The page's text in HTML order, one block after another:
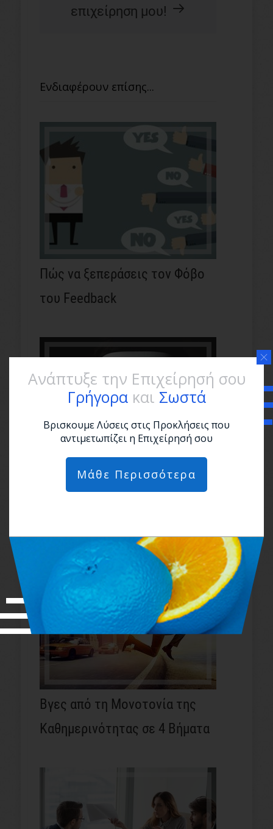
επιχείρηση μου!
Ενδιαφέρουν επίσης...
Πώς να ξεπεράσεις τον Φόβο
του Feedback
Ψεύτικοι Άνθρωποι: 8 Τρόποι
Βγες από τη Μονοτονία της
Καθημερινότητας σε 4 Βήματα
Ανάπτυξε την Επιχείρησή σου
Γρήγορα και Σωστά
Βρισκουμε Λύσεις στις Προκλήσεις που
αντιμετωπίζει η Επιχείρησή σου
Μάθε Περισσότερα